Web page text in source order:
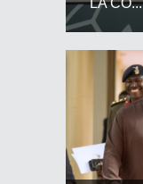
LA CO...